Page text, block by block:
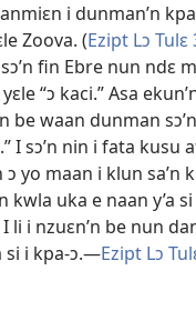
i dunman’n
Zoova. (Ezipt Lɔ Tulɛ
fin Ebre nun ndɛ
“ɔ kaci.” Asa
be waan dunman
I sɔ’n nin i fata kusu
yo maan i klun sa’n
kwla uka e naan y’a
li i nzuɛn’n be nun
si i kpa-ɔ.—Ezipt Lɔ